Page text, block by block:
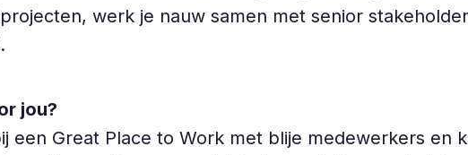
werk je nauw samen met senior
jou?
een Great Place to Work met blije medewerkers en